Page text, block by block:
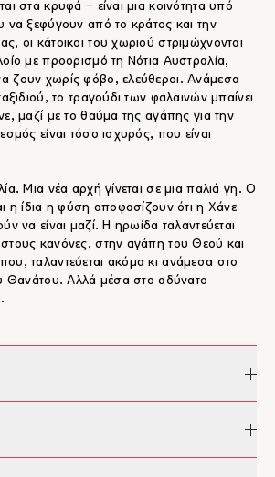
στα κρυφά ‒ είναι μια κοινότητα υπό
να ξεφύγουν από το κράτος και την
οι κάτοικοι του χωριού στριμώχνονται
με προορισμό τη Νότια Αυστραλία,
ζουν χωρίς φόβο, ελεύθεροι. Ανάμεσα
το τραγούδι των φαλαινών μπαίνει
μαζί με το θαύμα της αγάπης για την
είναι τόσο ισχυρός, που είναι
Μια νέα αρχή γίνεται σε μια παλιά γη. Ο
η ίδια η φύση αποφασίζουν ότι η Χάνε
να είναι μαζί. Η ηρωίδα ταλαντεύεται
κανόνες, στην αγάπη του Θεού και
ταλαντεύεται ακόμα κι ανάμεσα στο
Θανάτου. Αλλά μέσα στο αδύνατο